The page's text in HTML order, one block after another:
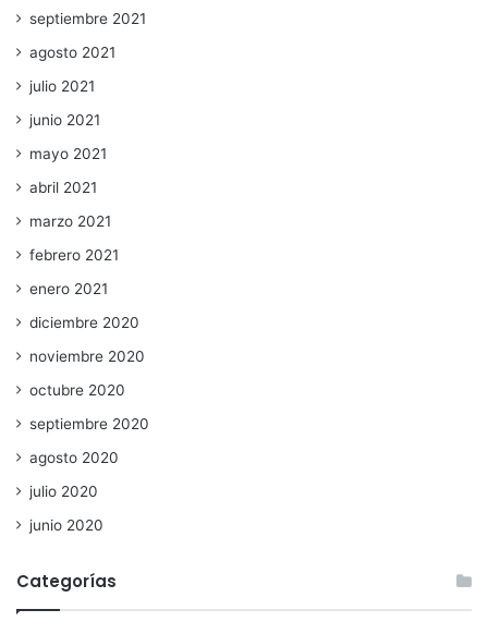
septiembre 2021
agosto 2021
julio 2021
junio 2021
mayo 2021
abril 2021
marzo 2021
febrero 2021
enero 2021
diciembre 2020
noviembre 2020
octubre 2020
septiembre 2020
agosto 2020
julio 2020
junio 2020
Categorías